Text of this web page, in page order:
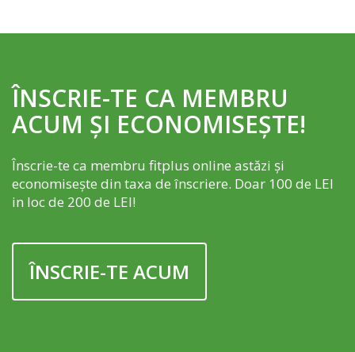
ÎNSCRIE-TE CA MEMBRU
ACUM ȘI ECONOMISEȘTE!
Înscrie-te ca membru fitplus online astăzi și
economisește din taxa de înscriere. Doar 100 de LEI
in loc de 200 de LEI!
ÎNSCRIE-TE ACUM